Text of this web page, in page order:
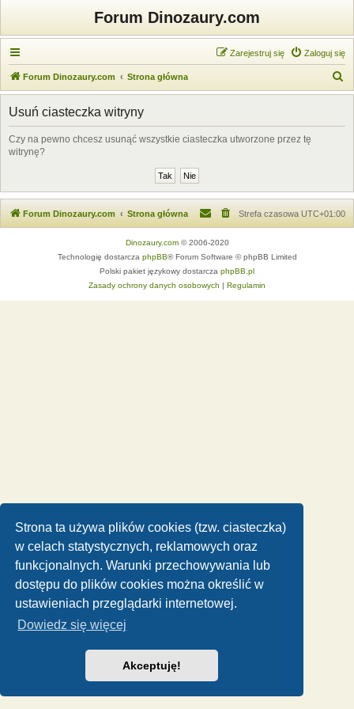
Strona ta używa plików cookies (tzw. ciasteczka)
w celach statystycznych, reklamowych oraz
funkcjonalnych. Warunki przechowywania lub
dostępu do plików cookies można określić w
ustawieniach przeglądarki internetowej.
Dowiedz się więcej
Akceptuję!
Forum Dinozaury.com
Zaloguj się
Zarejestruj się
Forum Dinozaury.com Strona główna
z
Usuń ciasteczka witryny
Czy na pewno chcesz usunąć wszystkie ciasteczka utworzone przez tę
witrynę?
Forum Dinozaury.com Strona główna Strefa czasowa UTC+01:00
Dinozaury.com© 2006-2020
Technologię dostarcza phpBB® Forum Software © phpBB Limited
Polski pakiet językowy dostarcza phpBB.pl
Zasady ochrony danych osobowych | Regulamin